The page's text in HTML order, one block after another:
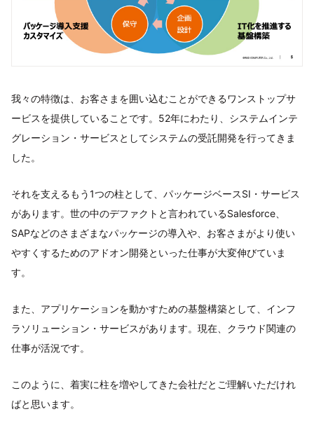
我々の特徴は、お客さまを囲い込むことができるワンストップサ
ービスを提供していることです。52年にわたり、システムインテ
グレーション・サービスとしてシステムの受託開発を行ってきま
した。
それを支えるもう1つの柱として、パッケージベースSI・サービス
があります。世の中のデファクトと言われているSalesforce、
SAPなどのさまざまなパッケージの導入や、お客さまがより使い
やすくするためのアドオン開発といった仕事が大変伸びていま
す。
また、アプリケーションを動かすための基盤構築として、インフ
ラソリューション・サービスがあります。現在、クラウド関連の
仕事が活況です。
このように、着実に柱を増やしてきた会社だとご理解いただけれ
ばと思います。